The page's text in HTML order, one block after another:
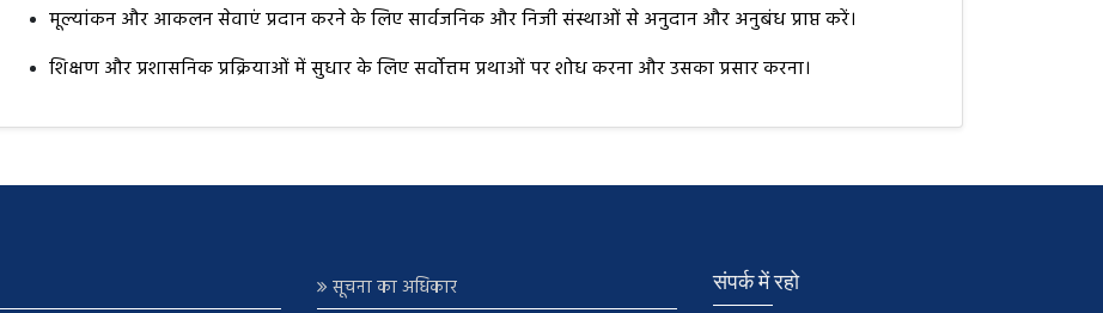
मूल्यांकन और आकलन सेवाएं प्रदान करने के लिए सार्वजनिक और निजी संस्थाओं से अनुदान और अनुबंध प्राप्त करें।
शिक्षण और प्रशासनिक प्रक्रियाओं में सुधार के लिए सर्वोत्तम प्रथाओं पर शोध करना और उसका प्रसार करना।
सूचना का अधिकार
संपर्क में रहो